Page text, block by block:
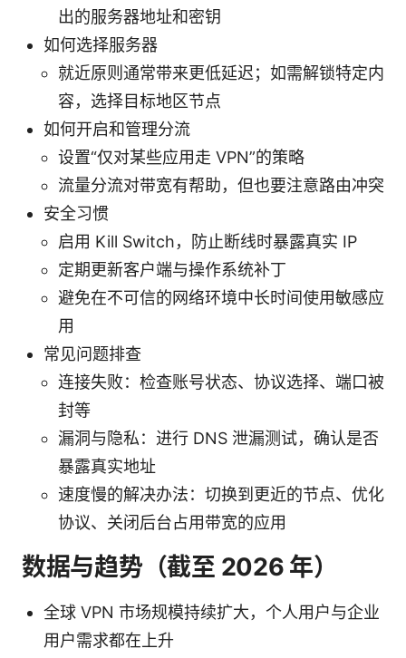
出的服务器地址和密钥
如何选择服务器
就近原则通常带来更低延迟；如需解锁特定内
容，选择目标地区节点
如何开启和管理分流
设置“仅对某些应用走 VPN”的策略
流量分流对带宽有帮助，但也要注意路由冲突
安全习惯
启用 Kill Switch，防止断线时暴露真实 IP
定期更新客户端与操作系统补丁
避免在不可信的网络环境中长时间使用敏感应
用
常见问题排查
连接失败：检查账号状态、协议选择、端口被
封等
漏洞与隐私：进行 DNS 泄漏测试，确认是否
暴露真实地址
速度慢的解决办法：切换到更近的节点、优化
协议、关闭后台占用带宽的应用
数据与趋势（截至 2026 年）
全球 VPN 市场规模持续扩大，个人用户与企业
用户需求都在上升